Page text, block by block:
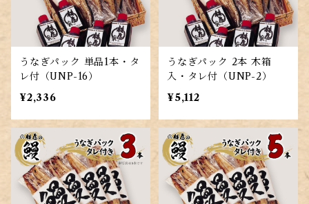
うなぎパック 単品1本・タ
レ付（UNP-16）
¥2,336
うなぎパック 2本 木箱
入・タレ付（UNP-2）
¥5,112